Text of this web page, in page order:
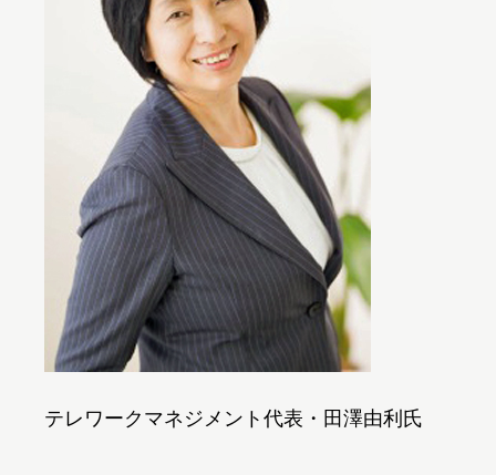
テレワークマネジメント代表・田澤由利氏